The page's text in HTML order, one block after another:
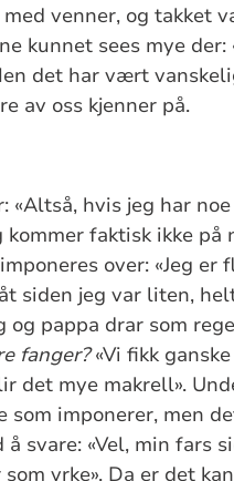
venner, og
kunnet sees mye der:
det har vært
av oss kjenner på.
hvis jeg har
faktisk ikke på
over: «Jeg er
siden jeg var liten,
pappa drar som
fanger?«Vi fikk
det mye makrell».
imponerer, men
svare: «Vel, min fars
yrke». Da er det